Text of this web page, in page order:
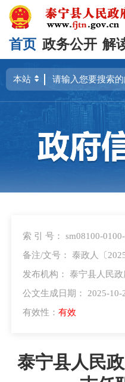
首页 政务公开 解
索 引 号： sm08100-
备注/文号： 泰政人〔
发布机构： 泰宁县人民政
公文生成日期： 2025-10-
有效性： 有效
泰宁县人民